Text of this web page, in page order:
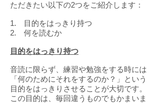
ただきたい以下の2つをご紹介します：
1. 目的をはっきり持つ
2. 何を読むか
目的をはっきり持つ
音読に限らず、練習や勉強をする時には
「何のためにそれをするのか？」という
目的をはっきりさせることが大切です。
この目的は、毎回違うものでもかまいま